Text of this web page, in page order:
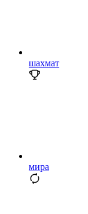
шахмат
мира